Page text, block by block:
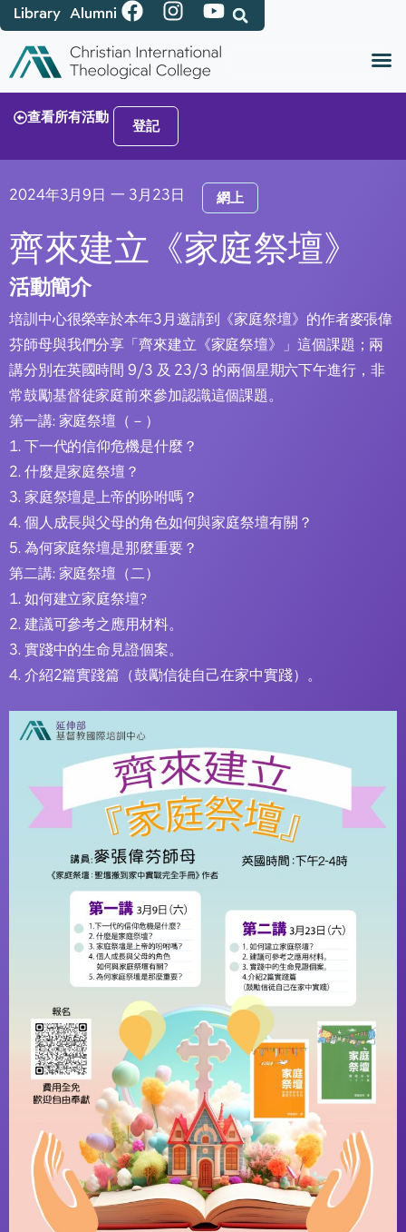
Library Alumni
查看所有活動 登記
2024年3月9日 一 3月23日 網上
齊來建立《家庭祭壇》
活動簡介
培訓中心很榮幸於本年3月邀請到《家庭祭壇》的作者麥張偉
芬師母與我們分享「齊來建立《家庭祭壇》」這個課題；兩
講分別在英國時間 9/3 及 23/3 的兩個星期六下午進行，非
常鼓勵基督徒家庭前來參加認識這個課題。
第一講: 家庭祭壇（－）
1. 下一代的信仰危機是什麼？
2. 什麼是家庭祭壇？
3. 家庭祭壇是上帝的吩咐嗎？
4. 個人成長與父母的角色如何與家庭祭壇有關？
5. 為何家庭祭壇是那麼重要？
第二講: 家庭祭壇（二）
1. 如何建立家庭祭壇?
2. 建議可參考之應用材料。
3. 實踐中的生命見證個案。
4. 介紹2篇實踐篇（鼓勵信徒自己在家中實踐）。